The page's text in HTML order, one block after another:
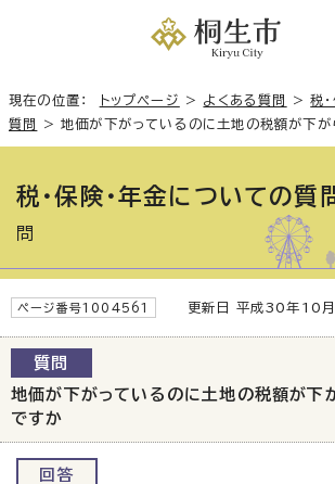
現在の位置： トップページ > よくある質問 >税
質問
>地価が下がっているのに土地の税額が下
税・保険・年金についての質
問
ページ番号1004561 更新日 平成30年10月
質問
地価が下がっているのに土地の税額が下
ですか
回答